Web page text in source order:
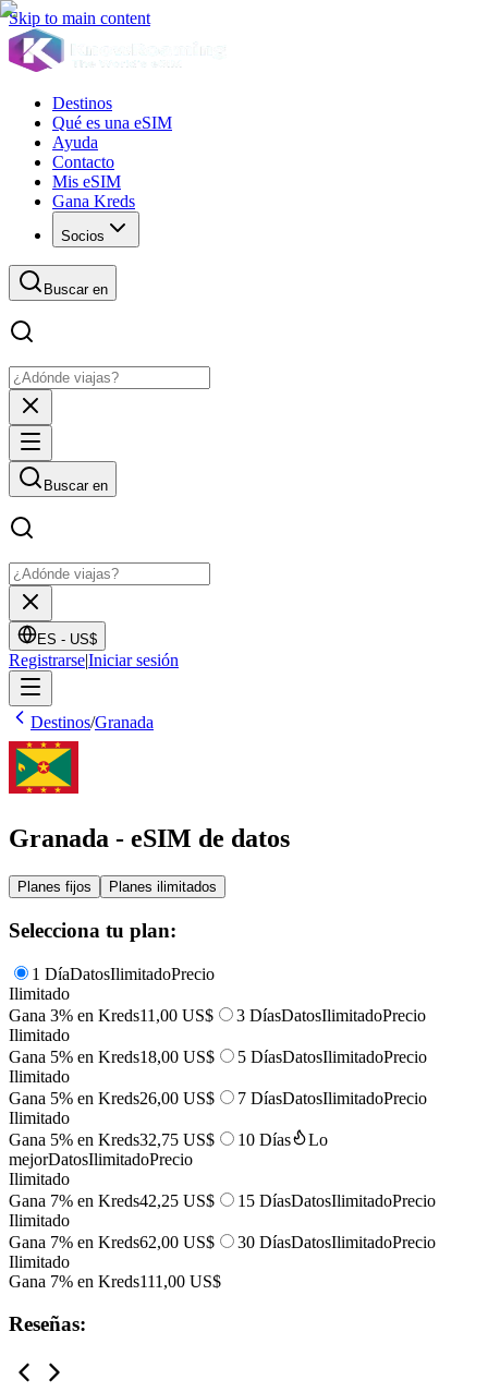
Skip to main content
Destinos
Qué es una eSIM
Ayuda
Contacto
Mis eSIM
Gana Kreds
Socios
Buscar en
Buscar en
ES - US$
Registrarse|Iniciar sesión
Destinos/Granada
Granada - eSIM de datos
Planes fijos Planes ilimitados
Selecciona tu plan:
1 DíaDatosIlimitadoPrecio
Ilimitado
Gana 3% en Kreds11,00 US$ 3 DíasDatosIlimitadoPrecio
Ilimitado
Gana 5% en Kreds18,00 US$ 5 DíasDatosIlimitadoPrecio
Ilimitado
Gana 5% en Kreds26,00 US$ 7 DíasDatosIlimitadoPrecio
Ilimitado
Gana 5% en Kreds32,75 US$ 10 Días
Lo
mejorDatosIlimitadoPrecio
Ilimitado
Gana 7% en Kreds42,25 US$ 15 DíasDatosIlimitadoPrecio
Ilimitado
Gana 7% en Kreds62,00 US$ 30 DíasDatosIlimitadoPrecio
Ilimitado
Gana 7% en Kreds111,00 US$
Reseñas: